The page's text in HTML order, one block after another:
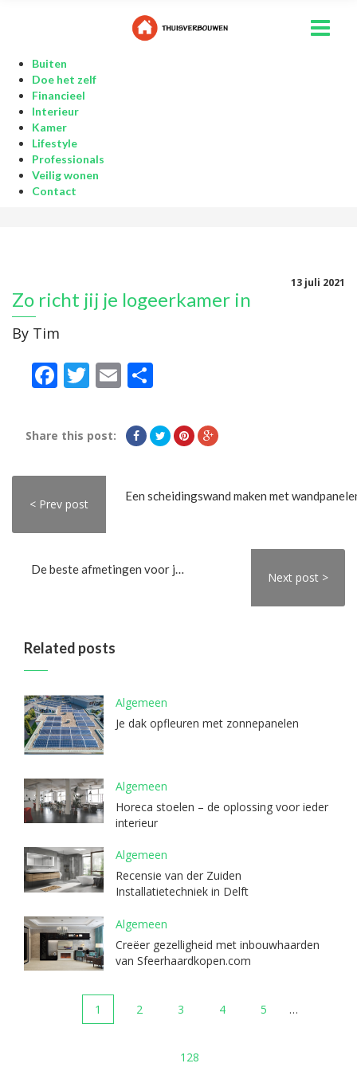
Buiten
Doe het zelf
Financieel
Interieur
Kamer
Lifestyle
Professionals
Veilig wonen
Contact
13 juli 2021
Zo richt jij je logeerkamer in
By Tim
Facebook
Twitter
EmailDelen
Share this post:
< Prev post
Een scheidingswand maken met
De beste afmetingen voor je douchewand
Next post >
Related posts
Algemeen
Je dak opfleuren met zonnepanelen
Algemeen
Horeca stoelen – de oplossing voor ieder
interieur
Algemeen
Recensie van der Zuiden
Installatietechniek in Delft
Algemeen
Creëer gezelligheid met inbouwhaarden
van Sfeerhaardkopen.com
1 2 3 4 5 …
128